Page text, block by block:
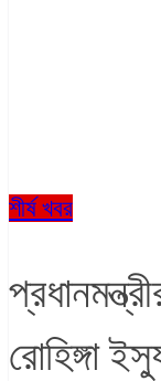
শীর্ষ খবর
রোহিঙ্গা